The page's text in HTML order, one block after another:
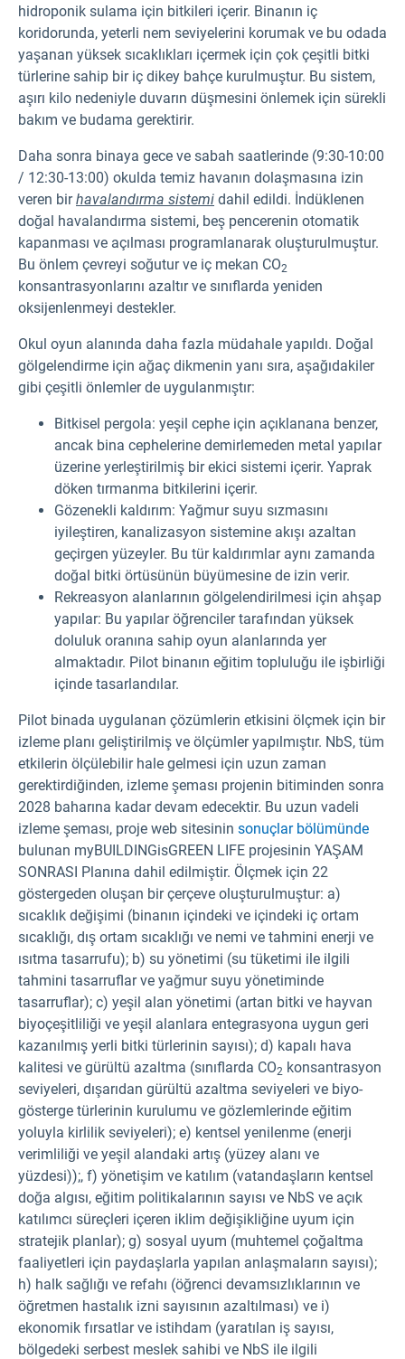
hidroponik sulama için bitkileri içerir. Binanın iç
koridorunda, yeterli nem seviyelerini korumak ve bu odada
yaşanan yüksek sıcaklıkları içermek için çok çeşitli bitki
türlerine sahip bir iç dikey bahçe kurulmuştur. Bu sistem,
aşırı kilo nedeniyle duvarın düşmesini önlemek için sürekli
bakım ve budama gerektirir.
Daha sonra binaya gece ve sabah saatlerinde (9:30-10:00
/ 12:30-13:00) okulda temiz havanın dolaşmasına izin
veren birhavalandırma sistemi dahil edildi. İndüklenen
doğal havalandırma sistemi, beş pencerenin otomatik
kapanması ve açılması programlanarak oluşturulmuştur.
Bu önlem çevreyi soğutur ve iç mekan CO2
konsantrasyonlarını azaltır ve sınıflarda yeniden
oksijenlenmeyi destekler.
Okul oyun alanında daha fazla müdahale yapıldı. Doğal
gölgelendirme için ağaç dikmenin yanı sıra, aşağıdakiler
gibi çeşitli önlemler de uygulanmıştır:
Bitkisel pergola: yeşil cephe için açıklanana benzer,
ancak bina cephelerine demirlemeden metal yapılar
üzerine yerleştirilmiş bir ekici sistemi içerir. Yaprak
döken tırmanma bitkilerini içerir.
Gözenekli kaldırım: Yağmur suyu sızmasını
iyileştiren, kanalizasyon sistemine akışı azaltan
geçirgen yüzeyler. Bu tür kaldırımlar aynı zamanda
doğal bitki örtüsünün büyümesine de izin verir.
Rekreasyon alanlarının gölgelendirilmesi için ahşap
yapılar: Bu yapılar öğrenciler tarafından yüksek
doluluk oranına sahip oyun alanlarında yer
almaktadır. Pilot binanın eğitim topluluğu ile işbirliği
içinde tasarlandılar.
Pilot binada uygulanan çözümlerin etkisini ölçmek için bir
izleme planı geliştirilmiş ve ölçümler yapılmıştır. NbS, tüm
etkilerin ölçülebilir hale gelmesi için uzun zaman
gerektirdiğinden, izleme şeması projenin bitiminden sonra
2028 baharına kadar devam edecektir. Bu uzun vadeli
izleme şeması, proje web sitesinin sonuçlar bölümünde
bulunan myBUILDINGisGREEN LIFE projesinin YAŞAM
SONRASI Planına dahil edilmiştir. Ölçmek için 22
göstergeden oluşan bir çerçeve oluşturulmuştur: a)
sıcaklık değişimi (binanın içindeki ve içindeki iç ortam
sıcaklığı, dış ortam sıcaklığı ve nemi ve tahmini enerji ve
ısıtma tasarrufu); b) su yönetimi (su tüketimi ile ilgili
tahmini tasarruflar ve yağmur suyu yönetiminde
tasarruflar); c) yeşil alan yönetimi (artan bitki ve hayvan
biyoçeşitliliği ve yeşil alanlara entegrasyona uygun geri
kazanılmış yerli bitki türlerinin sayısı); d) kapalı hava
kalitesi ve gürültü azaltma (sınıflarda CO2 konsantrasyon
seviyeleri, dışarıdan gürültü azaltma seviyeleri ve biyo-
gösterge türlerinin kurulumu ve gözlemlerinde eğitim
yoluyla kirlilik seviyeleri); e) kentsel yenilenme (enerji
verimliliği ve yeşil alandaki artış (yüzey alanı ve
yüzdesi));, f) yönetişim ve katılım (vatandaşların kentsel
doğa algısı, eğitim politikalarının sayısı ve NbS ve açık
katılımcı süreçleri içeren iklim değişikliğine uyum için
stratejik planlar); g) sosyal uyum (muhtemel çoğaltma
faaliyetleri için paydaşlarla yapılan anlaşmaların sayısı);
h) halk sağlığı ve refahı (öğrenci devamsızlıklarının ve
öğretmen hastalık izni sayısının azaltılması) ve i)
ekonomik fırsatlar ve istihdam (yaratılan iş sayısı,
bölgedeki serbest meslek sahibi ve NbS ile ilgili